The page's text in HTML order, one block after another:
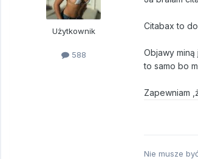
Użytkownik
588
Citabax to
Objawy
to samo bo
Zapewniam
Nie musze